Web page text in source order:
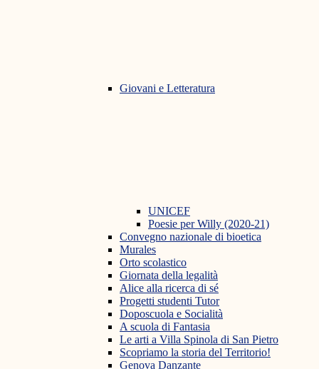
Giovani e Letteratura
UNICEF
Poesie per Willy (2020-21)
Convegno nazionale di bioetica
Murales
Orto scolastico
Giornata della legalità
Alice alla ricerca di sé
Progetti studenti Tutor
Doposcuola e Socialità
A scuola di Fantasia
Le arti a Villa Spinola di San Pietro
Scopriamo la storia del Territorio!
Genova Danzante